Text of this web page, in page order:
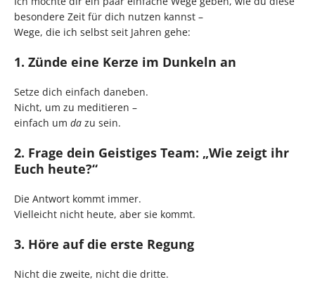
besondere Zeit für dich nutzen kannst –
Wege, die ich selbst seit Jahren gehe:
1. Zünde eine Kerze im Dunkeln an
Setze dich einfach daneben.
Nicht, um zu meditieren –
einfach um da zu sein.
2. Frage dein Geistiges Team: „Wie zeigt ihr
Euch heute?“
Die Antwort kommt immer.
Vielleicht nicht heute, aber sie kommt.
3. Höre auf die erste Regung
Nicht die zweite, nicht die dritte.